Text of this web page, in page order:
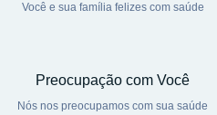
Você e sua família felizes com saúde
Preocupação com Você
Nós nos preocupamos com sua saúde